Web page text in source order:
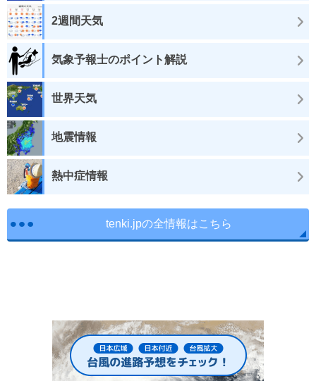
2週間天気
気象予報士のポイント解説
世界天気
地震情報
熱中症情報
tenki.jpの全情報はこちら